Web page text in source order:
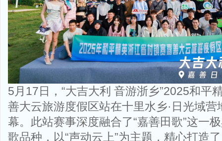
5月17日，“大吉大利 音游浙乡”2025和平
善大云旅游度假区站在十里水乡·日光域
幕。此站赛事深度融合了“嘉善田歌”这一
歌品种，以“声动云上”为主题，精心打造